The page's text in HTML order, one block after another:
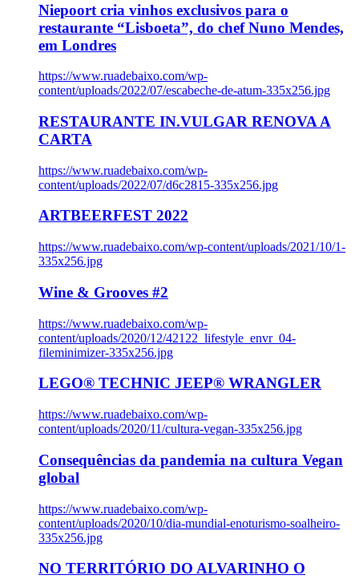
Niepoort cria vinhos exclusivos para o
restaurante “Lisboeta”, do chef Nuno Mendes,
em Londres
https://www.ruadebaixo.com/wp-
content/uploads/2022/07/escabeche-de-atum-335x256.jpg
RESTAURANTE IN.VULGAR RENOVA A
CARTA
https://www.ruadebaixo.com/wp-
content/uploads/2022/07/d6c2815-335x256.jpg
ARTBEERFEST 2022
https://www.ruadebaixo.com/wp-content/uploads/2021/10/1-
335x256.jpg
Wine & Grooves #2
https://www.ruadebaixo.com/wp-
content/uploads/2020/12/42122_lifestyle_envr_04-
fileminimizer-335x256.jpg
LEGO® TECHNIC JEEP® WRANGLER
https://www.ruadebaixo.com/wp-
content/uploads/2020/11/cultura-vegan-335x256.jpg
Consequências da pandemia na cultura Vegan
global
https://www.ruadebaixo.com/wp-
content/uploads/2020/10/dia-mundial-enoturismo-soalheiro-
335x256.jpg
NO TERRITÓRIO DO ALVARINHO O